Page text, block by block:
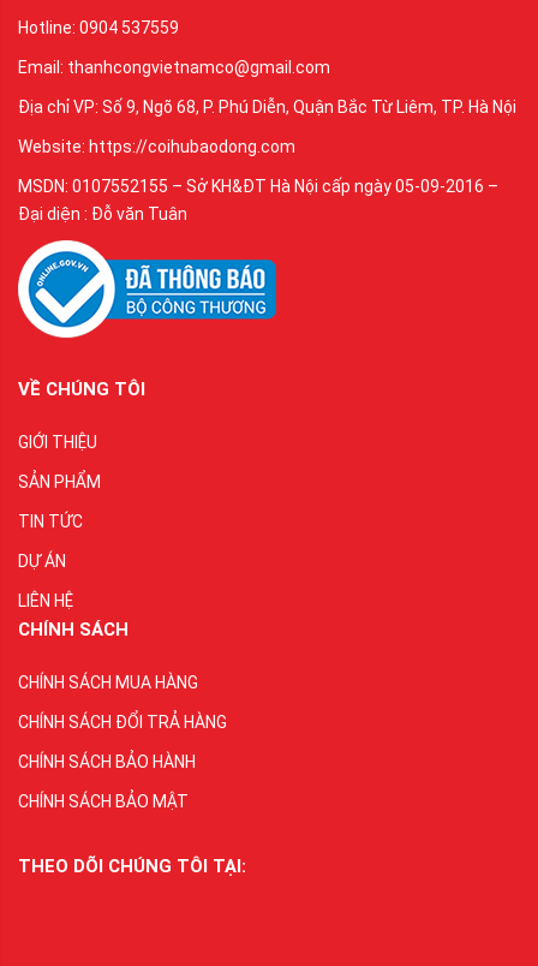
Hotline: 0904 537559
Email: thanhcongvietnamco@gmail.com
Địa chỉ VP: Số 9, Ngõ 68, P. Phú Diễn, Quận Bắc Từ Liêm, TP. Hà Nội
Website: https://coihubaodong.com
MSDN: 0107552155 – Sở KH&ĐT Hà Nội cấp ngày 05-09-2016 –
Đại diện : Đỗ văn Tuân
VỀ CHÚNG TÔI
GIỚI THIỆU
SẢN PHẨM
TIN TỨC
DỰ ÁN
LIÊN HỆ
CHÍNH SÁCH
CHÍNH SÁCH MUA HÀNG
CHÍNH SÁCH ĐỔI TRẢ HÀNG
CHÍNH SÁCH BẢO HÀNH
CHÍNH SÁCH BẢO MẬT
THEO DÕI CHÚNG TÔI TẠI: